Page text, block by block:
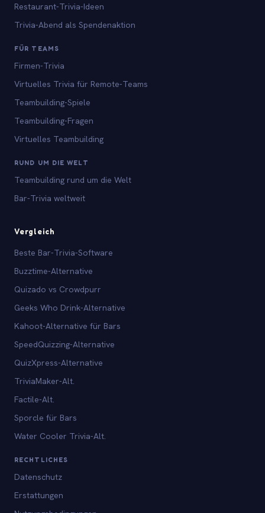
Restaurant-Trivia-Ideen
Trivia-Abend als Spendenaktion
FÜR TEAMS
Firmen-Trivia
Virtuelles Trivia für Remote-Teams
Teambuilding-Spiele
Teambuilding-Fragen
Virtuelles Teambuilding
RUND UM DIE WELT
Teambuilding rund um die Welt
Bar-Trivia weltweit
Vergleich
Beste Bar-Trivia-Software
Buzztime-Alternative
Quizado vs Crowdpurr
Geeks Who Drink-Alternative
Kahoot-Alternative für Bars
SpeedQuizzing-Alternative
QuizXpress-Alternative
TriviaMaker-Alt.
Factile-Alt.
Sporcle für Bars
Water Cooler Trivia-Alt.
RECHTLICHES
Datenschutz
Erstattungen